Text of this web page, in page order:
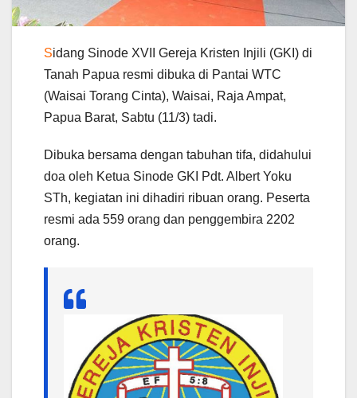
Sidang Sinode XVII Gereja Kristen Injili (GKI) di
Tanah Papua resmi dibuka di Pantai WTC
(Waisai Torang Cinta), Waisai, Raja Ampat,
Papua Barat, Sabtu (11/3) tadi.
Dibuka bersama dengan tabuhan tifa, didahului
doa oleh Ketua Sinode GKI Pdt. Albert Yoku
STh, kegiatan ini dihadiri ribuan orang. Peserta
resmi ada 559 orang dan penggembira 2202
orang.